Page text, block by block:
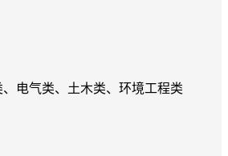
电气类、土木类、环境工程类